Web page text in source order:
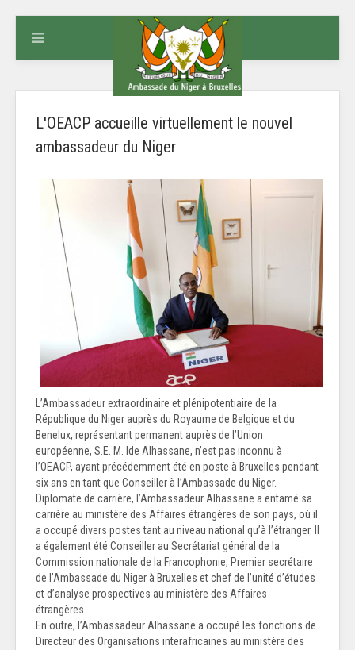
L'OEACP accueille virtuellement le nouvel
ambassadeur du Niger
L’Ambassadeur extraordinaire et plénipotentiaire de la
République du Niger auprès du Royaume de Belgique et du
Benelux, représentant permanent auprès de l’Union
européenne, S.E. M. Ide Alhassane, n’est pas inconnu à
l’OEACP, ayant précédemment été en poste à Bruxelles pendant
six ans en tant que Conseiller à l’Ambassade du Niger.
Diplomate de carrière, l’Ambassadeur Alhassane a entamé sa
carrière au ministère des Affaires étrangères de son pays, où il
a occupé divers postes tant au niveau national qu’à l’étranger. Il
a également été Conseiller au Secrétariat général de la
Commission nationale de la Francophonie, Premier secrétaire
de l’Ambassade du Niger à Bruxelles et chef de l’unité d’études
et d’analyse prospectives au ministère des Affaires
étrangères.
En outre, l’Ambassadeur Alhassane a occupé les fonctions de
Directeur des Organisations interafricaines au ministère des